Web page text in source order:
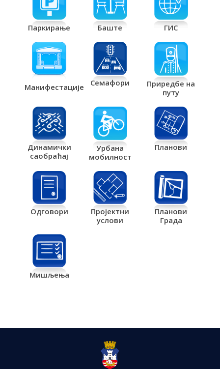
Паркирање Баште ГИС
Манифестације Семафори
Приредбе на
путу
Динамички
саобраћај
Урбана
мобилност
Планови
Одговори
Пројектни
услови
Планови
Града
Мишљења